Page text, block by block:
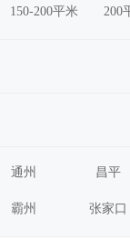
150-200平米 200
通州 昌平
霸州 张家口